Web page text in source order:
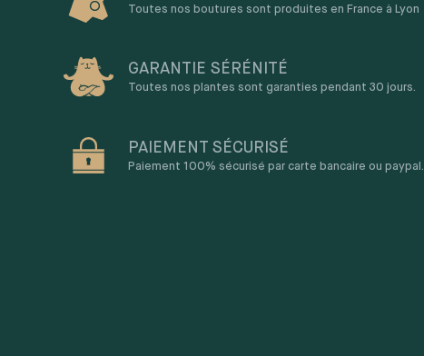
Toutes nos boutures sont produites en France à Lyon
GARANTIE SÉRÉNITÉ
Toutes nos plantes sont garanties pendant 30 jours.
PAIEMENT SÉCURISÉ
Paiement 100% sécurisé par carte bancaire ou paypal.